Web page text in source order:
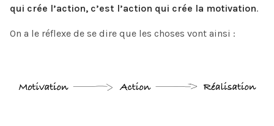
qui crée l’action, c’est l’action qui crée la motivation.
On a le réflexe de se dire que les choses vont ainsi :